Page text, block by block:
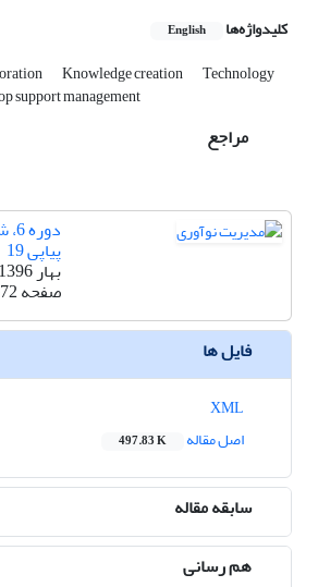
کلیدواژه‌ها English
Knowledge creation Technology
support management
مراجع
پیاپی 19
بهار 1396
صفحه
فایل ها
اصل مقاله
497.83 K
سابقه مقاله
هم رسانی